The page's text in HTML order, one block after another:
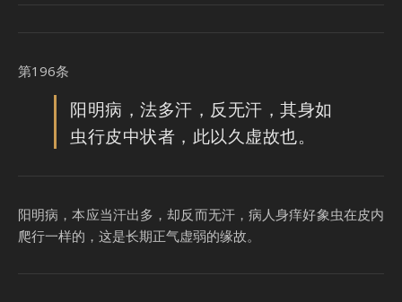
第196条
阳明病，法多汗，反无汗，其身如
虫行皮中状者，此以久虚故也。
阳明病，本应当汗出多，却反而无汗，病人身痒好象虫在皮内
爬行一样的，这是长期正气虚弱的缘故。